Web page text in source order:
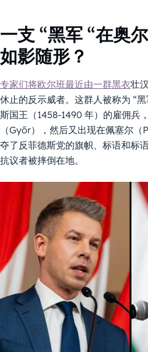
一支 “黑军 “在奥
如影随形？
专家们将欧尔班最近由一群黑衣壮汉
休止的反示威者。这群人被称为 “
斯国王（1458-1490 年）的雇佣兵
（Győr），然后又出现在佩塞尔
夺了反菲德斯党的旗帜、标语和标
抗议者被摔倒在地。